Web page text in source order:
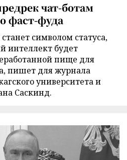
чат-ботам
фаст-фуда
символом статуса,
интеллект будет
пище для
пишет для журнала
университета и
Саскинд.